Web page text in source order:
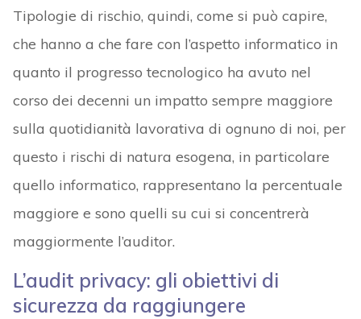
Tipologie di rischio, quindi, come si può capire,
che hanno a che fare con l’aspetto informatico in
quanto il progresso tecnologico ha avuto nel
corso dei decenni un impatto sempre maggiore
sulla quotidianità lavorativa di ognuno di noi, per
questo i rischi di natura esogena, in particolare
quello informatico, rappresentano la percentuale
maggiore e sono quelli su cui si concentrerà
maggiormente l’auditor.
L’audit privacy: gli obiettivi di
sicurezza da raggiungere